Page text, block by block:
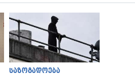
საზოგადოება